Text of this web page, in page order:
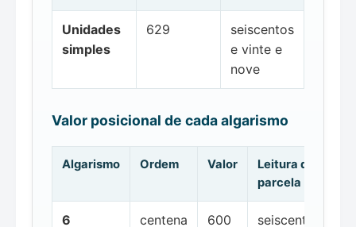
Unidades
simples
629
seiscentos
e vinte e
nove
Valor posicional de cada algarismo
Algarismo Ordem Valor
Leitura da
parcela
6 centena 600 seiscentos